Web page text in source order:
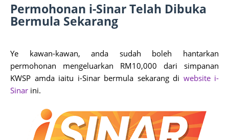
Permohonan i-Sinar Telah Dibuka
Bermula Sekarang
Ye kawan-kawan, anda sudah boleh hantarkan
permohonan mengeluarkan RM10,000 dari simpanan
KWSP amda iaitu i-Sinar bermula sekarang di website i-
Sinar ini.